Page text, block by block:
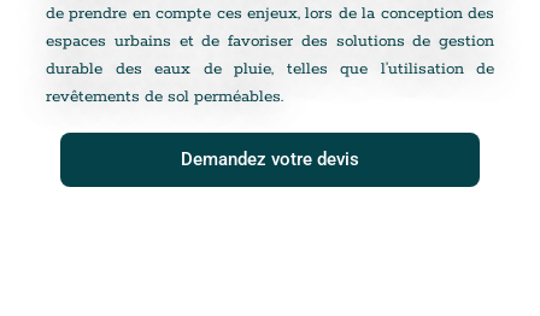
de prendre en compte ces enjeux, lors de la conception des
espaces urbains et de favoriser des solutions de gestion
durable des eaux de pluie, telles que l’utilisation de
revêtements de sol perméables.
Demandez votre devis